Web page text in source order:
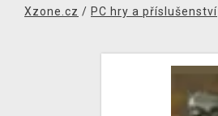
Xzone.cz / PC hry a příslušenství